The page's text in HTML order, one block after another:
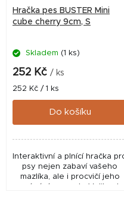
Hračka pes BUSTER Mini
cube cherry 9cm, S
Skladem (1 ks)
252 Kč / ks
Měrná
cena:
252 Kč / 1 ks
Do košíku
Interaktivní a plnící hračka
psy nejen zabaví vašeho
mazlíka, ale i procvičí jeho